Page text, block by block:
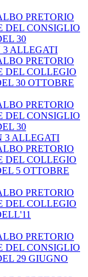
PRETORIO
DEL CONSIGLIO
30
3 ALLEGATI
PRETORIO
DEL COLLEGIO
30 OTTOBRE
PRETORIO
DEL CONSIGLIO
30
3 ALLEGATI
PRETORIO
DEL COLLEGIO
5 OTTOBRE
PRETORIO
DEL COLLEGIO
PRETORIO
DEL CONSIGLIO
29 GIUGNO